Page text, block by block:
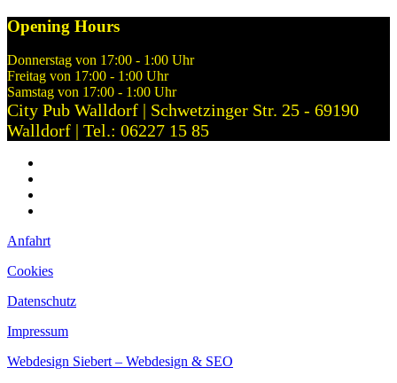
Opening Hours
Donnerstag von 17:00 - 1:00 Uhr
Freitag von 17:00 - 1:00 Uhr
Samstag von 17:00 - 1:00 Uhr
City Pub Walldorf | Schwetzinger Str. 25 - 69190
Walldorf | Tel.: 06227 15 85
Anfahrt
Cookies
Datenschutz
Impressum
Webdesign Siebert – Webdesign & SEO